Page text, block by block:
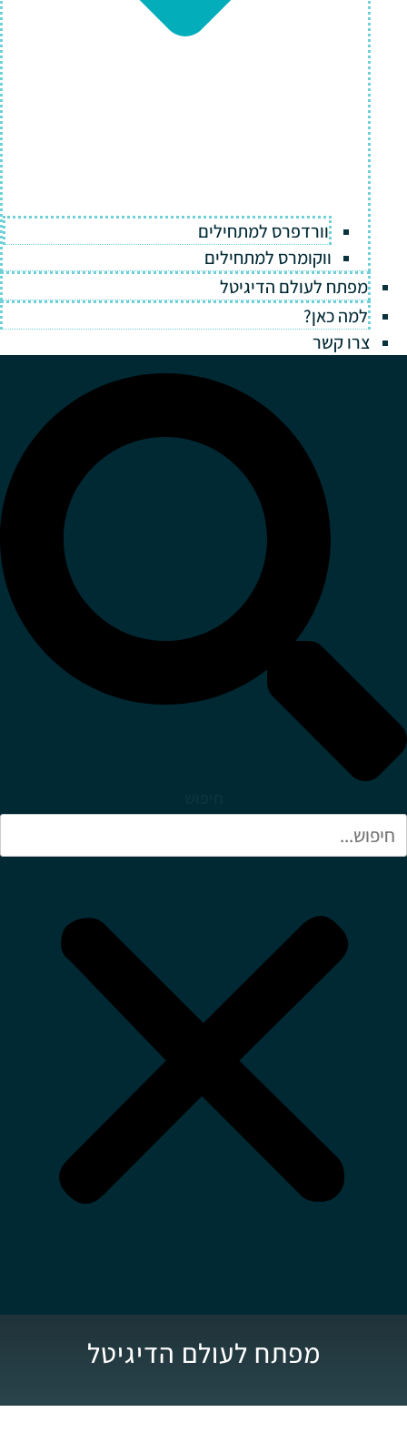
וורדפרס למתחילים
ווקומרס למתחילים
מפתח לעולם הדיגיטל
למה כאן?
צרו קשר
מפתח לעולם הדיגיטל